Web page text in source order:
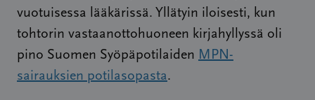
vuotuisessa lääkärissä. Yllätyin iloisesti, kun
tohtorin vastaanottohuoneen kirjahyllyssä oli
pino Suomen Syöpäpotilaiden MPN-
sairauksien potilasopasta.